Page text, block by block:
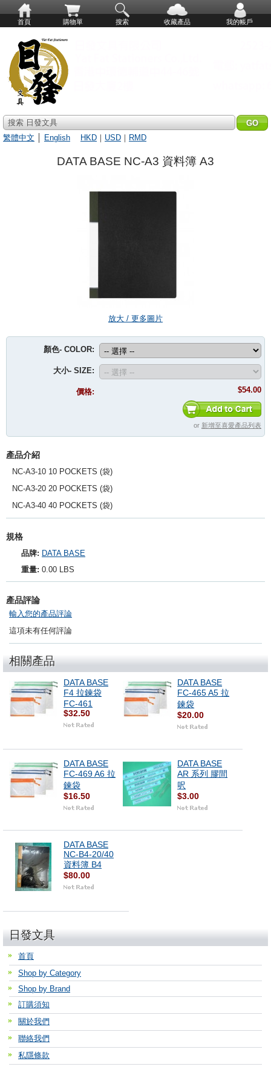
首頁 購物單 搜索 收藏產品 我的帳戶
搜索 日發文具
繁體中文
English HKD ｜ USD ｜ RMD
DATA BASE NC-A3 資料簿 A3
放大 / 更多圖片
顏色- COLOR:
大小- SIZE:
價格: $54.00
or 新增至喜愛產品列表
產品介紹
NC-A3-10 10 POCKETS (袋)
NC-A3-20 20 POCKETS (袋)
NC-A3-40 40 POCKETS (袋)
規格
品牌: DATA BASE
重量: 0.00 LBS
產品評論
輸入您的產品評論
這項未有任何評論
相關產品
DATA BASE
F4 拉鍊袋
FC-461
$32.50
DATA BASE
FC-465 A5 拉
鍊袋
$20.00
DATA BASE
FC-469 A6 拉
鍊袋
$16.50
DATA BASE
AR 系列 膠間
呎
$3.00
DATA BASE
NC-B4-20/40
資料簿 B4
$80.00
日發文具
首頁
Shop by Category
Shop by Brand
訂購須知
關於我們
聯絡我們
私隱條款